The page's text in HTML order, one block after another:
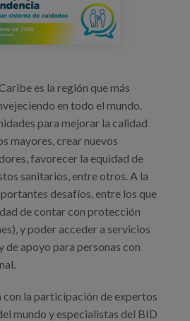
es la región que más
en todo el mundo.
para mejorar la calidad
mayores, crear nuevos
favorecer la equidad de
sanitarios, entre otros. A la
desafíos, entre los que
de contar con protección
y poder acceder a servicios
de apoyo para personas con
con la participación de expertos
mundo y especialistas del BID